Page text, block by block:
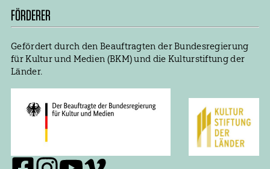
FÖRDERER
Gefördert durch den Beauftragten der Bundesregierung
für Kultur und Medien (BKM) und die Kulturstiftung der
Länder.